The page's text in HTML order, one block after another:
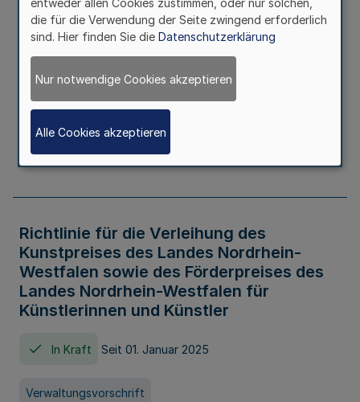
Stärkung der alltagsintegrierten
sprachlichen Bildungsarbeit in
Kindertageseinrichtungen im Zeitraum
In Kraft Seit 20. Juni 2026
Verwaltungsvorschrift
Richtlinie für die Verleihung des
Kunstpreises des Landes Nordrhein-
Westfalen sowie des Förderpreises des
Landes Nordrhein-Westfalen für
Künstlerinnen und Künstler
In Kraft Seit 01. Januar 2025
Verwaltungsvorschrift
entweder allen Cookies zustimmen, oder nur solchen,
die für die Verwendung der Seite zwingend erforderlich
sind. Hier finden Sie die Datenschutzerklärung
Nur notwendige Cookies akzeptieren
Alle Cookies akzeptieren